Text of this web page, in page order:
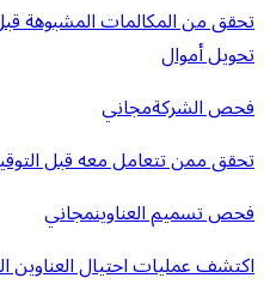
تحقق من المكالمات المشبوهة
تحويل أموال
فحص الشركةمجاني
تحقق ممن تتعامل معه قبل
فحص تسميم العناوينمجاني
اكتشف عمليات احتيال العناوين